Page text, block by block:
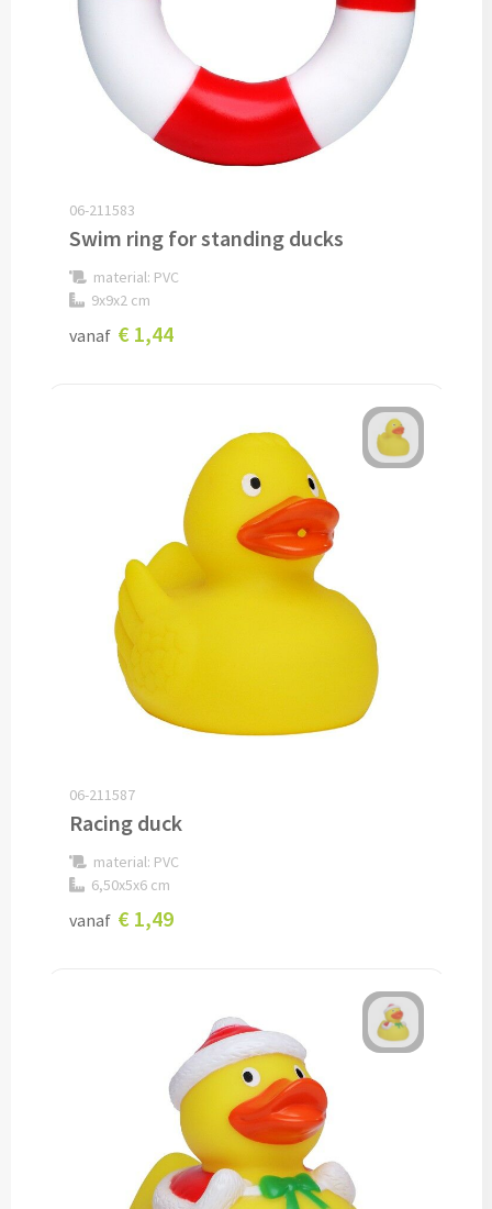
Schoenenpoetssets bedrukken
Sneakers bedrukken
Kledingtassen bedrukken
Technologie
Opladers
Draadloze powerbanks bedrukken
Draadloze opladers bedrukken
Solar powerbanks bedrukken
USB oplaadstekkers bedrukken
Reisladers & Reisstekkers bedrukken
USB autoladers
Bluetooth oordopjes bedrukken
Bedrade audio oordopjes bedrukken
Bluetooth hoofdtelefoons bedrukken
Bluetooth speakers bedrukken
Waterbestendige speakers bedrukken
Multifunctionele speakers bedrukken
Oplaadkabels & Accessoires
06-211583
Swim ring for standing ducks
material: PVC
9x9x2 cm
vanaf € 1,44
06-211587
Racing duck
material: PVC
6,50x5x6 cm
vanaf € 1,49